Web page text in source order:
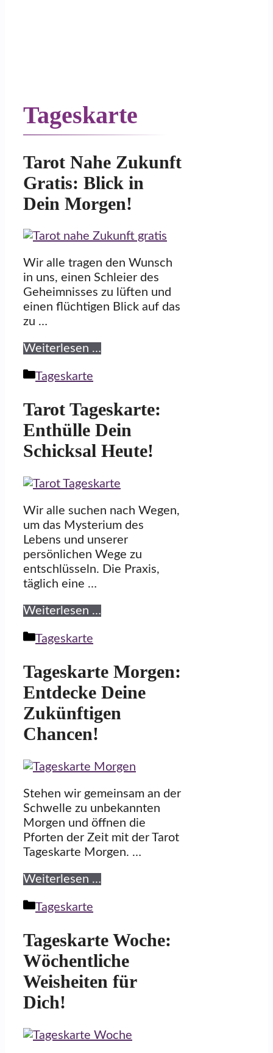
Tageskarte
Tarot Nahe Zukunft
Gratis: Blick in
Dein Morgen!
Wir alle tragen den Wunsch
in uns, einen Schleier des
Geheimnisses zu lüften und
einen flüchtigen Blick auf das
zu …
Weiterlesen …
Kategorien
Tageskarte
Tarot Tageskarte:
Enthülle Dein
Schicksal Heute!
Wir alle suchen nach Wegen,
um das Mysterium des
Lebens und unserer
persönlichen Wege zu
entschlüsseln. Die Praxis,
täglich eine …
Weiterlesen …
Kategorien
Tageskarte
Tageskarte Morgen:
Entdecke Deine
Zukünftigen
Chancen!
Stehen wir gemeinsam an der
Schwelle zu unbekannten
Morgen und öffnen die
Pforten der Zeit mit der Tarot
Tageskarte Morgen. …
Weiterlesen …
Kategorien
Tageskarte
Tageskarte Woche:
Wöchentliche
Weisheiten für
Dich!